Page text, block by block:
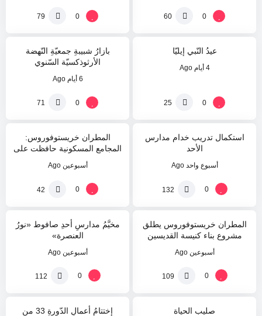
0
60
0
79
عيدُ النّبي إيليّا
4 أيام Ago
0
25
بازارُ شبيبةِ جمعيّةِ النّهضة
الأرثوذكسيّة السّنوي
6 أيام Ago
0
71
استكمال تدريب خدام مدارس
الأحد
أسبوع واحد Ago
0
132
المطران خريستوفوروس:
المجامع المسكونية حافظت على
الإيمان القويم عبر الأجيال
أسبوعين Ago
0
42
المطران خريستوفوروس يطلق
مشروع بناء كنيسة القديسين
باييسيوس وصفرونيوس
وبورفيريوس
أسبوعين Ago
0
109
مخيَّمُ مدارسِ أحدِ صافوط «نورُ
العنصرة»
أسبوعين Ago
0
112
صليب الحياة
إختتامُ أعمالِ الدّورةِ 33 من